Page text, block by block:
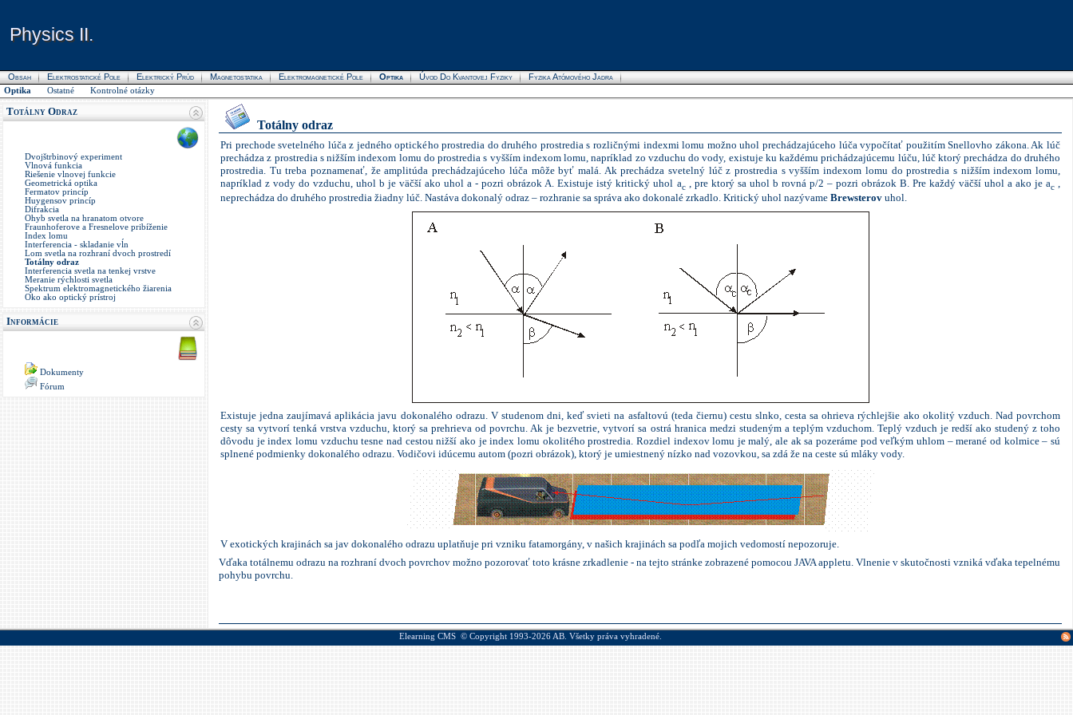
Physics II.
Physics II.
Obsah Elektrostatické Pole Elektrický Prúd Magnetostatika Elektromagnetické Pole Optika Úvod Do Kvantovej Fyziky Fyzika Atómového Jadra
Optika Ostatné Kontrolné otázky
Totálny Odraz
Dvojštrbinový experiment
Vlnová funkcia
Riešenie vlnovej funkcie
Geometrická optika
Fermatov princíp
Huygensov princíp
Difrakcia
Ohyb svetla na hranatom otvore
Fraunhoferove a Fresnelove pribíženie
Index lomu
Interferencia - skladanie vĺn
Lom svetla na rozhraní dvoch prostredí
Totálny odraz
Interferencia svetla na tenkej vrstve
Meranie rýchlosti svetla
Spektrum elektromagnetického žiarenia
Oko ako optický prístroj
Informácie
Dokumenty
Fórum
Totálny odraz
Pri prechode svetelného lúča z jedného optického prostredia do druhého prostredia s rozličnými indexmilomu možno uhol prechádzajúceho lúča vypočítať použitímSnellovho zákona. Ak lúč
prechádza z prostredia s nižším indexom lomudo prostredia s vyšším indexomlomu, napríklad zo vzduchu do vody, existuje ku každému prichádzajúcemu lúču, lúč ktorý prechádza do druhého
prostredia. Tu treba poznamenať, že amplitúda prechádzajúceho lúča môže byť malá. Ak prechádza svetelný lúč z prostredia s vyšším indexom lomudo prostredia s nižším indexomlomu,
napríklad z vody do vzduchu, uholb je väčší ako uhola- pozri obrázok A. Existuje istý kritický uhol ac, pre ktorý sa uhol b rovná p/2 – pozri obrázok B. Pre každý väčší uhol aako jeac ,
neprechádza do druhého prostredia žiadny lúč. Nastáva dokonalý odraz – rozhranie sa správa ako dokonalé zrkadlo. Kritický uhol nazývame Brewsterov uhol.
Existuje jedna zaujímavá aplikácia javu dokonalého odrazu. V studenom dni, keď svieti na asfaltovú (teda čiernu) cestu slnko, cesta sa ohrieva rýchlejšie ako okolitý vzduch. Nad povrchom
cesty sa vytvorí tenká vrstva vzduchu, ktorý sa prehrieva od povrchu. Ak je bezvetrie, vytvorí sa ostrá hranica medzi studeným a teplým vzduchom. Teplý vzduch je redší ako studený z toho
dôvodu je index lomu vzduchu tesne nad cestou nižší ako je index lomu okolitého prostredia. Rozdiel indexovlomu je malý, ale ak sa pozeráme pod veľkým uhlom – merané od kolmice – sú
splnené podmienky dokonalého odrazu. Vodičovi idúcemu autom (pozri obrázok), ktorý je umiestnený nízko nad vozovkou, sa zdá že na ceste sú mláky vody.
V exotických krajinách sa jav dokonalého odrazu uplatňuje pri vzniku fatamorgány, v našich krajinách sa podľa mojich vedomostí nepozoruje.
Vďaka totálnemu odrazu na rozhraní dvoch povrchov možno pozorovať toto krásne zrkadlenie - na tejto stránke zobrazené pomocou JAVA appletu. Vlnenie v skutočnosti vzniká vďaka tepelnému
pohybu povrchu.
Elearning CMS © Copyright 1993-2026 AB. Všetky práva vyhradené.